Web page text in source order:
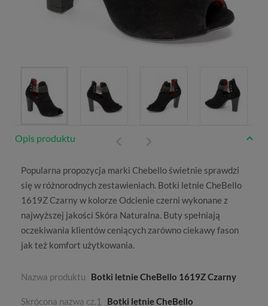
Opis produktu
Popularna propozycja marki Chebello świetnie sprawdzi
się w różnorodnych zestawieniach. Botki letnie CheBello
1619Z Czarny w kolorze Odcienie czerni wykonane z
najwyższej jakości Skóra Naturalna. Buty spełniają
oczekiwania klientów ceniących zarówno ciekawy fason
jak też komfort użytkowania.
Nazwa produktu Botki letnie CheBello 1619Z Czarny
Skrócona nazwa cz.1 Botki letnie CheBello